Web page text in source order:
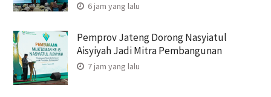
6 jam yang lalu
Pemprov Jateng Dorong Nasyiatul
Aisyiyah Jadi Mitra Pembangunan
7 jam yang lalu